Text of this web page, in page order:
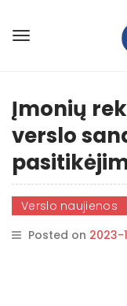
Įmonių
verslo
Verslo naujienos
Posted on 2023-